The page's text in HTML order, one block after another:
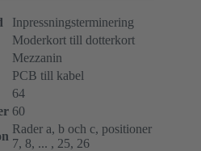
Inpressningsterminering
Moderkort till dotterkort
Mezzanin
PCB till kabel
64
60
Rader a, b och c, positioner
7, 8, ... , 25, 26